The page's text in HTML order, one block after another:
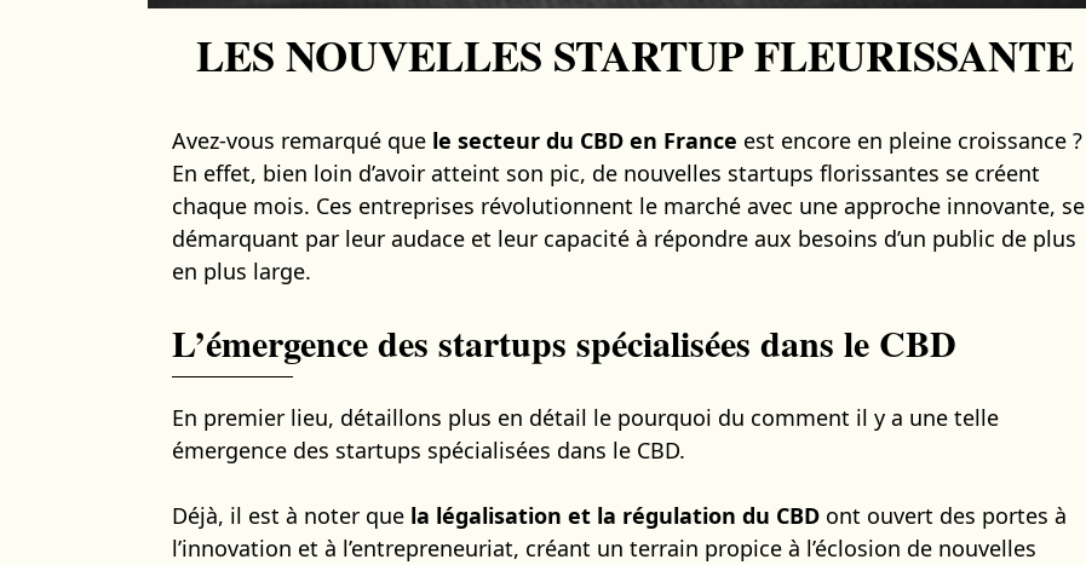
LES NOUVELLES STARTUP FLEURISSANTE
Avez-vous remarqué que le secteur du CBD en France est encore en pleine croissance ?
En effet, bien loin d’avoir atteint son pic, de nouvelles startups florissantes se créent
chaque mois. Ces entreprises révolutionnent le marché avec une approche innovante, se
démarquant par leur audace et leur capacité à répondre aux besoins d’un public de plus
en plus large.
L’émergence des startups spécialisées dans le CBD
En premier lieu, détaillons plus en détail le pourquoi du comment il y a une telle
émergence des startups spécialisées dans le CBD.
Déjà, il est à noter que la légalisation et la régulation du CBD ont ouvert des portes à
l’innovation et à l’entrepreneuriat, créant un terrain propice à l’éclosion de nouvelles